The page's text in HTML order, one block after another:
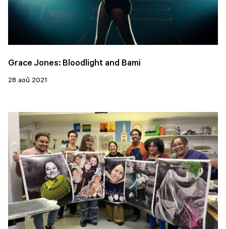
Grace Jones: Bloodlight and Bami
28 aoû 2021